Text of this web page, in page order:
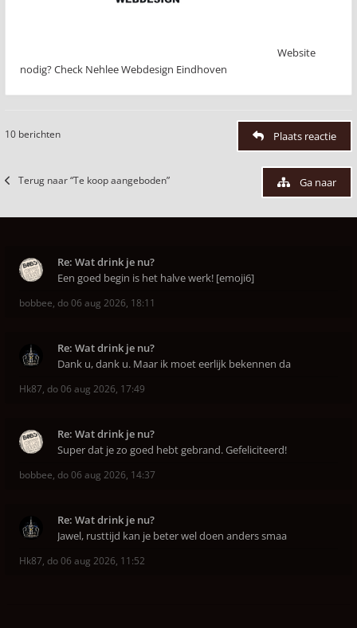
Website
nodig? Check Nehlee Webdesign Eindhoven
10 berichten Plaats reactie
Terug naar “Te koop aangeboden” Ga naar
Re: Wat drink je nu?
Een goed begin is het halve werk! [emoji6]
bobbee, do 06 aug 2026, 18:11
Re: Wat drink je nu?
Dank u, dank u. Maar ik moet eerlijk bekennen da
Hk87, do 06 aug 2026, 17:49
Re: Wat drink je nu?
Super dat je zo goed hebt gebrand. Gefeliciteerd!
bobbee, do 06 aug 2026, 14:37
Re: Wat drink je nu?
Jawel, rusttijd kan je beter wel doen anders smaa
Hk87, do 06 aug 2026, 11:52